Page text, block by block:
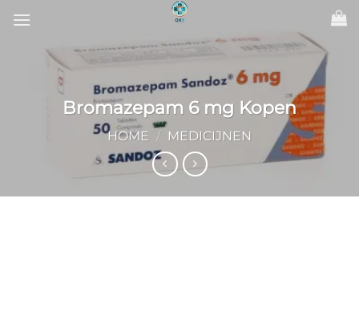
naar
Bromazepam 6 mg Kopen
HOME / MEDICIJNEN